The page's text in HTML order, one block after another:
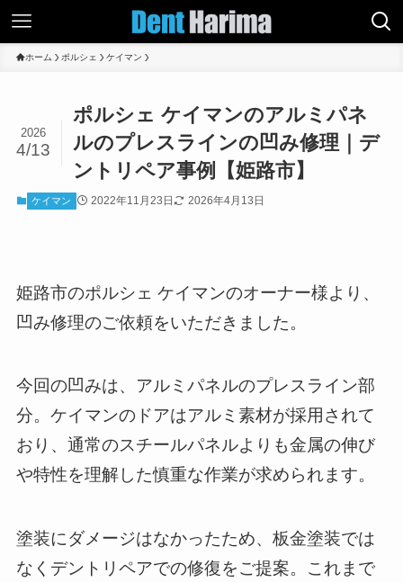
ホーム ポルシェ ケイマン
ポルシェ ケイマンのアルミパネ
ルのプレスラインの凹み修理｜デ
ントリペア事例【姫路市】
2026
4/13
ケイマン 2022年11月23日 2026年4月13日
姫路市のポルシェ ケイマンのオーナー様より、
凹み修理のご依頼をいただきました。
今回の凹みは、アルミパネルのプレスライン部
分。 ケイマンのドアはアルミ素材が採用されて
おり、通常のスチールパネルよりも金属の伸び
や特性を理解した慎重な作業が求められます。
塗装にダメージはなかったため、板金塗装では
なくデントリペアでの修復をご提案。 これまで